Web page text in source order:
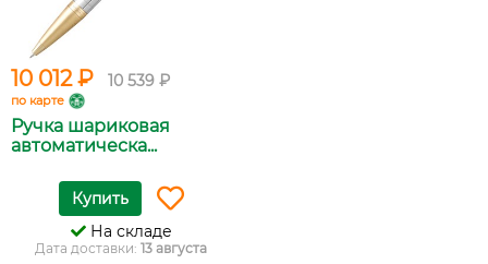
10 012 ₽ 10 539 ₽
по карте
Ручка шариковая
автоматическа...
Купить
На складе
Дата доставки: 13 августа